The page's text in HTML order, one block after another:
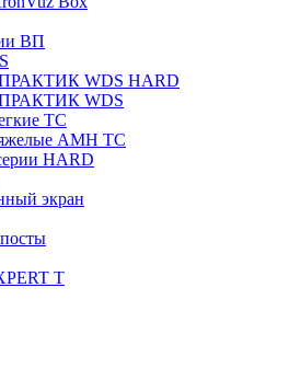
ВП
ПРАКТИК WDS HARD
ПРАКТИК WDS
ТС
AMH TC
HARD
экран
T